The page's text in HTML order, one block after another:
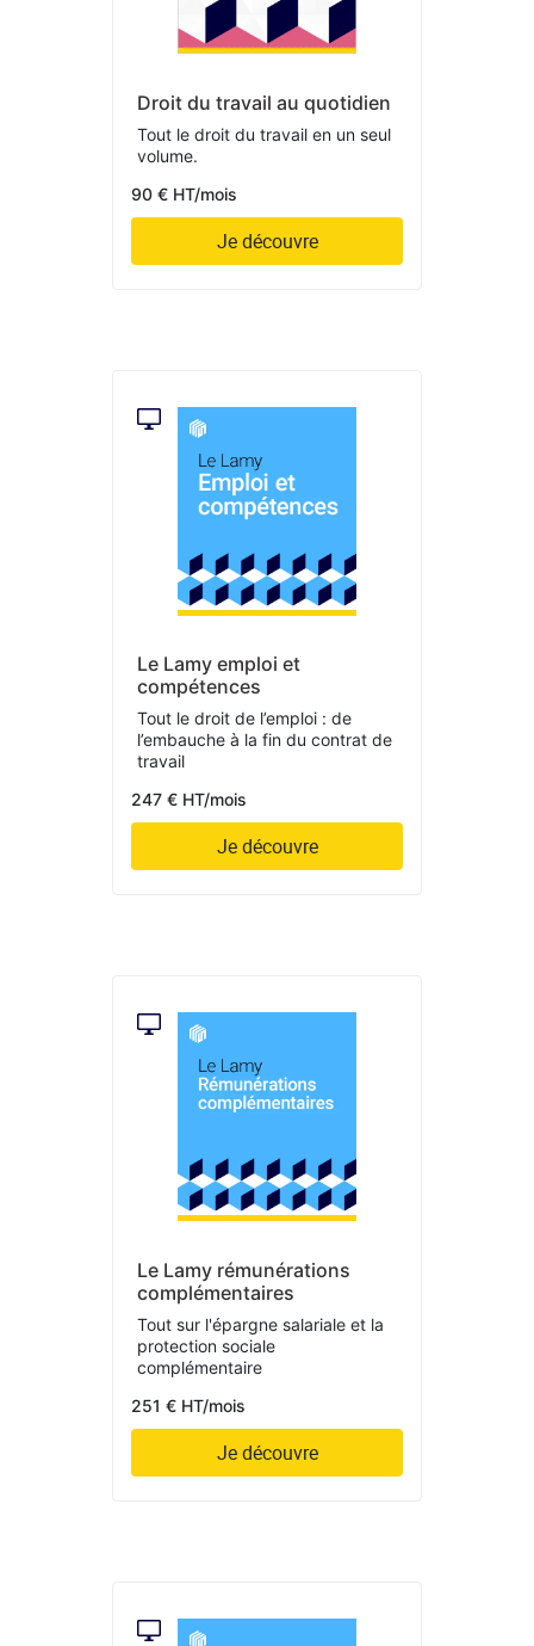
Droit du travail au quotidien
Tout le droit du travail en un seul
volume.
90 € HT/mois
Je découvre
Le Lamy emploi et
compétences
Tout le droit de l’emploi : de
l’embauche à la fin du contrat de
travail
247 € HT/mois
Je découvre
Le Lamy rémunérations
complémentaires
Tout sur l'épargne salariale et la
protection sociale
complémentaire
251 € HT/mois
Je découvre